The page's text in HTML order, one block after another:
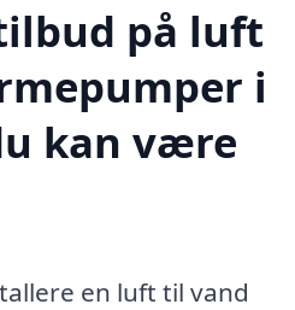
på luft
i
kan være
en luft til vand